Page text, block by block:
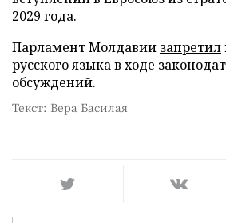
2029 года.
Парламент Молдавии запретил
русского языка в ходе
обсуждений.
Текст: Вера Басилая